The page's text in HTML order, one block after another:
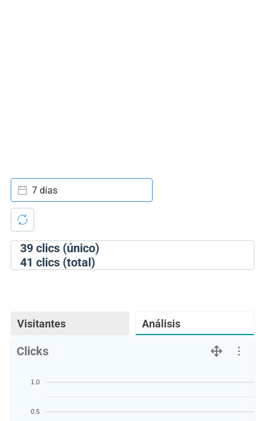
39clics (único)
41 clics (total)
7 días
Visitantes Análisis
Clicks
0.5
1.0